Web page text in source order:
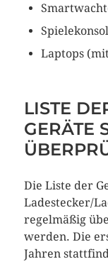
Laptops
LISTE
GERÄTE
Die Liste der
Ladestecker/
regelmäßig
werden. Die
Jahren